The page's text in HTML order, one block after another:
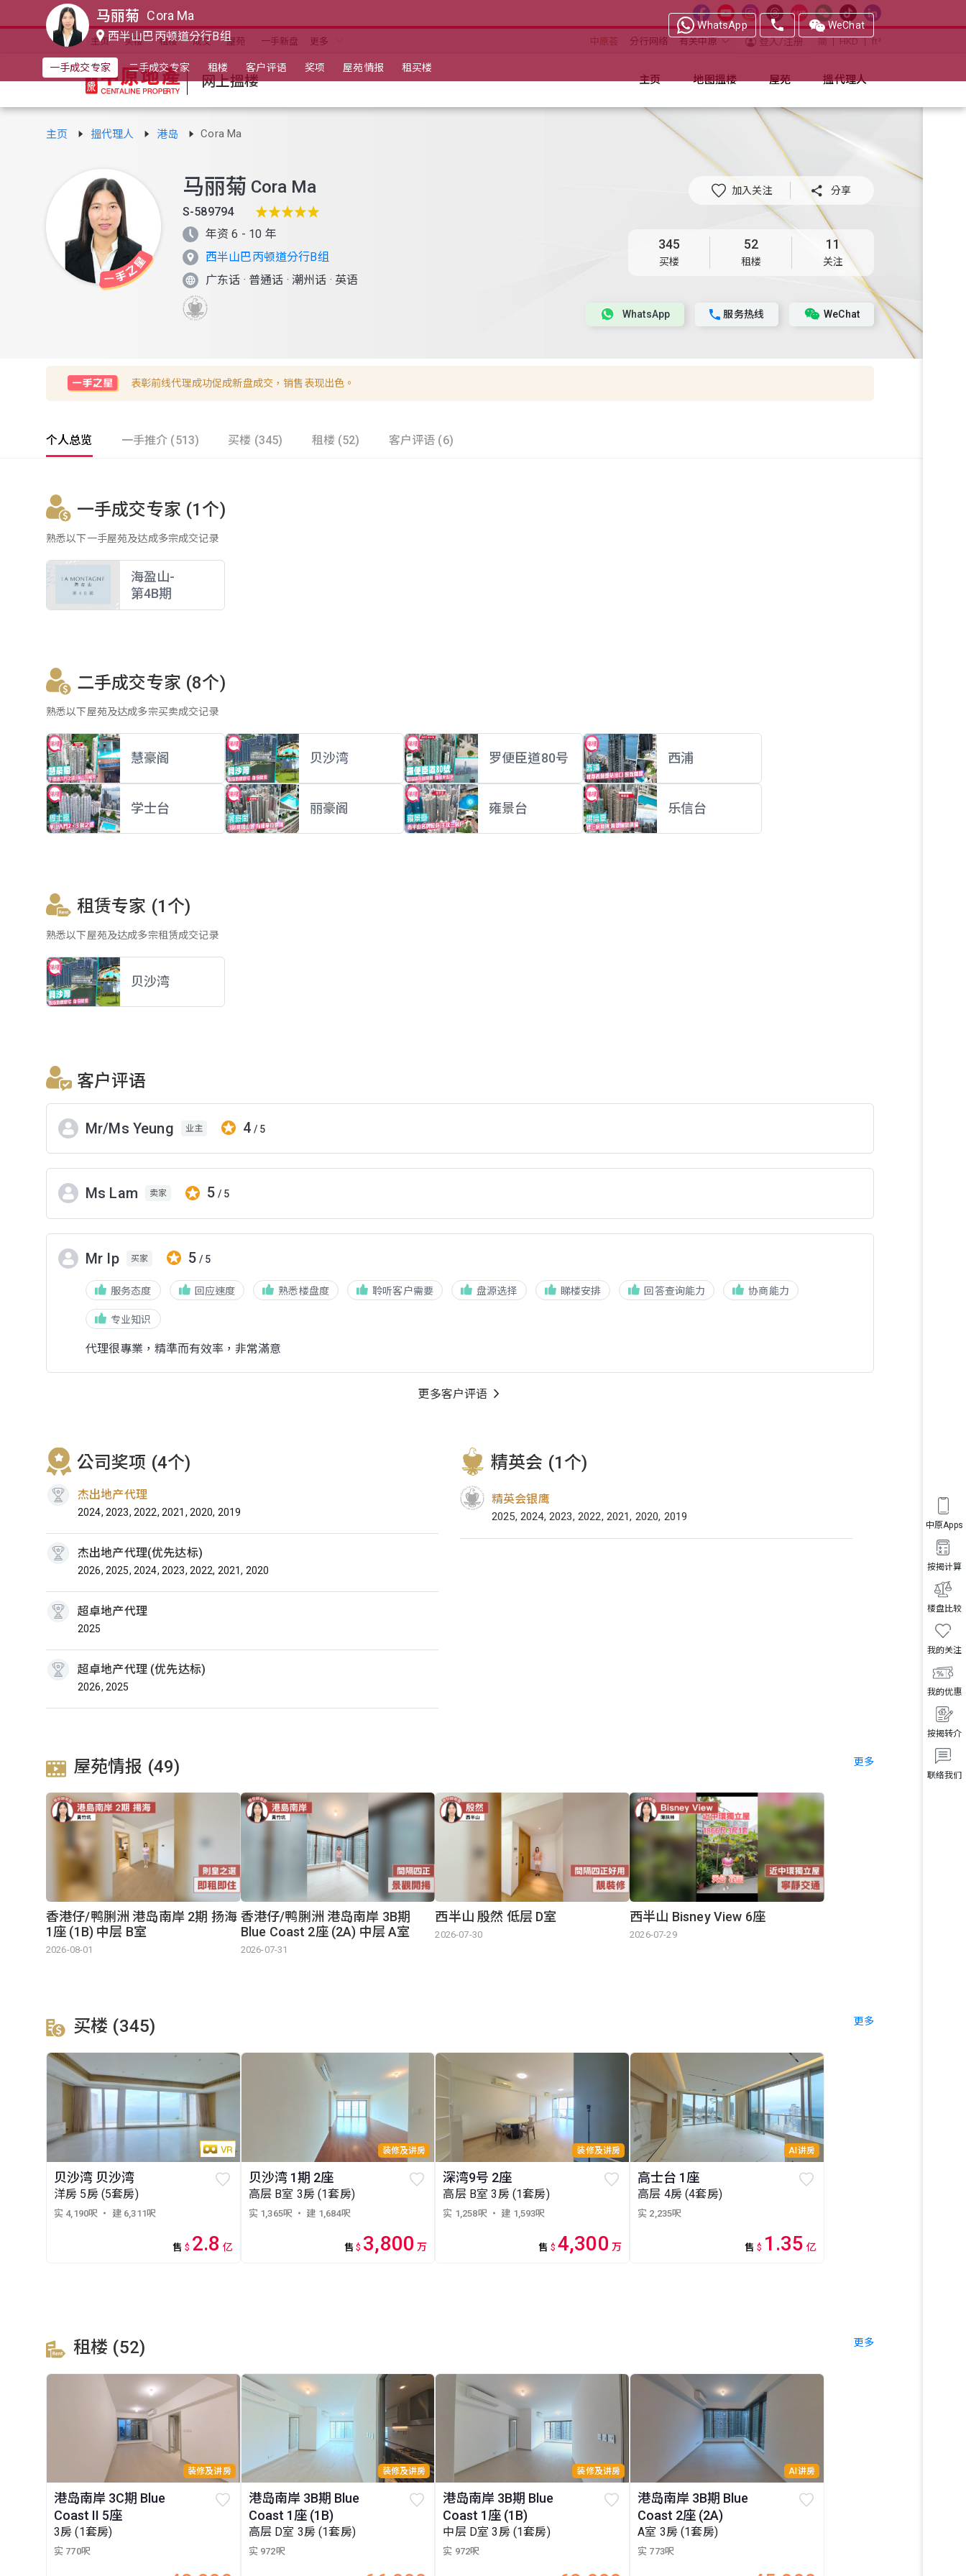
主页 买楼 租楼 成交 屋苑 一手新盘 更多 中原荟 分行网络 有关中原 登入/注册 简 HKD ft²
网上搵楼 主页 地图搵楼 屋苑 搵代理人
联络我们
按揭转介
我的优惠
我的关注
楼盘比较
按揭计算
中原Apps
主页 搵代理人 港岛 Cora Ma
马丽菊 Cora Ma
S-589794
年资 6 - 10 年
西半山巴丙顿道分行B组
广东话 · 普通话 · 潮州话 · 英语
加入关注  分享
345
买楼
52
租楼
11
关注
WeChat
服务热线
WhatsApp
表彰前线代理成功促成新盘成交，销售表现出色。
个人总览 一手推介 (513) 买楼 (345) 租楼 (52) 客户评语 (6)
一手成交专家 (1个)
熟悉以下一手屋苑及达成多宗成交记录
海盈山-
第4B期
二手成交专家 (8个)
熟悉以下屋苑及达成多宗买卖成交记录
慧豪阁 贝沙湾 罗便臣道80号 西浦
学士台 丽豪阁 雍景台 乐信台
租赁专家 (1个)
熟悉以下屋苑及达成多宗租赁成交记录
贝沙湾
客户评语
Mr/Ms Yeung 业主 4 / 5
Ms Lam 卖家 5 / 5
Mr Ip 买家 5 / 5
服务态度 回应速度 熟悉楼盘度 聆听客户需要 盘源选择 睇楼安排 回答查询能力 协商能力
专业知识
代理很專業，精準而有效率，非常滿意
更多客户评语
公司奖项 (4个)
杰出地产代理
2024, 2023, 2022, 2021, 2020, 2019
杰出地产代理(优先达标)
2026, 2025, 2024, 2023, 2022, 2021, 2020
超卓地产代理
2025
超卓地产代理 (优先达标)
2026, 2025
精英会 (1个)
精英会银鹰
2025, 2024, 2023, 2022, 2021, 2020, 2019
更多
屋苑情报 (49)
香港仔/鸭脷洲 港岛南岸 2期 扬海
1座 (1B) 中层 B室
2026-08-01
香港仔/鸭脷洲 港岛南岸 3B期
Blue Coast 2座 (2A) 中层 A室
2026-07-31
西半山 殷然 低层 D室
2026-07-30
西半山 Bisney View 6座
2026-07-29
更多
买楼 (345)
贝沙湾 贝沙湾
洋房 5房 (5套房)
实 4,190呎 ・ 建 6,311呎
售 $ 2.8 亿
装修及讲房
贝沙湾 1期 2座
高层 B室 3房 (1套房)
实 1,365呎 ・ 建 1,684呎
售 $ 3,800 万
装修及讲房
深湾9号 2座
高层 B室 3房 (1套房)
实 1,258呎 ・ 建 1,593呎
售 $4,300 万
AI讲房
高士台 1座
高层 4房 (4套房)
实 2,235呎
售 $ 1.35 亿
更多
租楼 (52)
装修及讲房
港岛南岸 3C期 Blue
Coast II 5座
3房 (1套房)
实 770呎
装修及讲房
港岛南岸 3B期 Blue
Coast 1座 (1B)
高层 D室 3房 (1套房)
实 972呎
装修及讲房
港岛南岸 3B期 Blue
Coast 1座 (1B)
中层 D室 3房 (1套房)
实 972呎
AI讲房
港岛南岸 3B期 Blue
Coast 2座 (2A)
A室 3房 (1套房)
实 773呎
马丽菊 Cora Ma
西半山巴丙顿道分行B组
WhatsApp WeChat
一手成交专家 二手成交专家 租楼 客户评语 奖项 屋苑情报 租买楼